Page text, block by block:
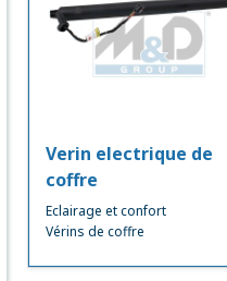
Verin electrique de
coffre
Eclairage et confort
Vérins de coffre